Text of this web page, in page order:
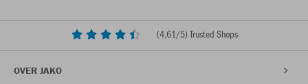
(4,61/5) Trusted Shops
OVER JAKO